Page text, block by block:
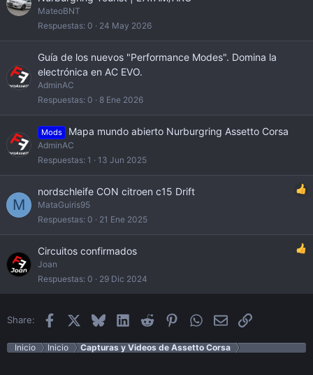
MateoBNT
Respuestas 0 24 May 2026
Guía de los nuevos "Performance Modes". Domina la
electrónica en AC EVO.
AdminAC
Respuestas 0 8 Ene 2026
Mods Mapa mundo abierto Nurburgring Assetto Corsa
AdminAC
Respuestas 1 13 Jun 2025
M
nordschleife CON citroen c15 Drift
MataGuiris95
Respuestas 0 21 Ene 2025
Circuitos confirmados
Joan
Respuestas 0 29 Dic 2024
Share: Facebook BlueskyLinkedInReddit PinterestWhatsApp
EmailEnlace
Inicio Inicio Capturas y Videos de Assetto Corsa